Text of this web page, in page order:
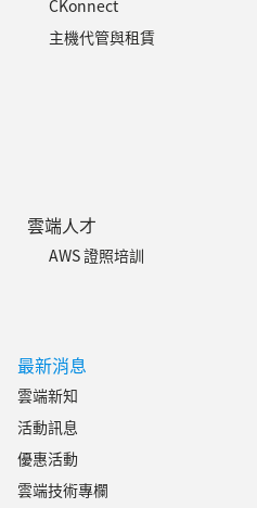
敏
在各來源（SAP、SharePoint）的資料
查詢時存取的是隔離後的副本，而非直
與 Gmail 作為溝通介面——外勤司機
則透過 Email 快速生成報表摘要。使用
：推理模型域 核心
提供。選擇 Bedrock 的關鍵原因在於
），且明確承諾不儲存用戶資料（No
慮。 數據流程說明 調度
估 Amazon
成式 AI 應用，我們的顧問團隊都能協
佳化與資料治理的基本功：你可以用政
主要包含兩類
One Zone-IA、S3 Glacier Instant
、S3 Glacier Deep Archive。 常見
上傳後 30 天轉到 IA」、「90 天後轉
保留需要的可用性與取回能力，同時把
除/版
版本控制（versioning）情境，清理由
期刪除能有效避免 bucket 變成無止境
合規要求更一致、更可預期。 掌握
管理是雲端成本治理的第一步。然而，
率，往往需要更專業的洞察與工具輔
不僅能提供代管與技術諮詢，更深諳
Framework） 為企業量身規劃
帶您一次看懂 AWS 費用結構與節費策
模
CloudTrail 操作
的價值
隊更重
更快使用其最新功能，例如： 完整
）的應用場景 對這類團隊來
最短時間取得 Claude 的完整能力，並
Claude Platform on
實務上常見的決策難題，我們整理如
Bedrock 仍然是最穩健的選擇。
AWS 原生治理框架（如 IAM、
要第一時
CKonnect
主機代管與租賃
雲端人才
AWS 證照培訓
最新消息
雲端新知
活動訊息
優惠活動
雲端技術專欄